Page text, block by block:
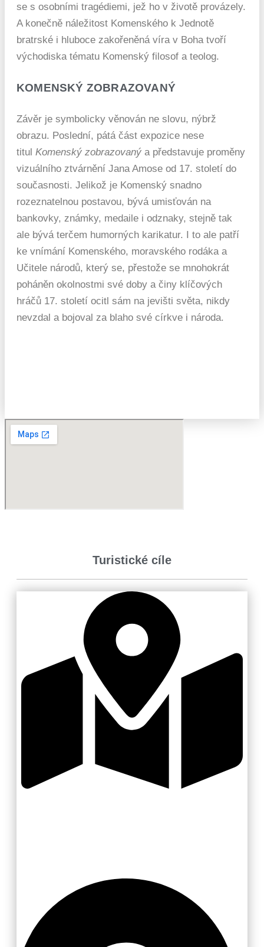
se s osobními tragédiemi, jež ho v životě provázely.
A konečně náležitost Komenského k Jednotě
bratrské i hluboce zakořeněná víra v Boha tvoří
východiska tématu Komenský filosof a teolog.
KOMENSKÝ ZOBRAZOVANÝ
Závěr je symbolicky věnován ne slovu, nýbrž
obrazu. Poslední, pátá část expozice nese
titul Komenský zobrazovaný a představuje proměny
vizuálního ztvárnění Jana Amose od 17. století do
současnosti. Jelikož je Komenský snadno
rozeznatelnou postavou, bývá umisťován na
bankovky, známky, medaile i odznaky, stejně tak
ale bývá terčem humorných karikatur. I to ale patří
ke vnímání Komenského, moravského rodáka a
Učitele národů, který se, přestože se mnohokrát
poháněn okolnostmi své doby a činy klíčových
hráčů 17. století ocitl sám na jevišti světa, nikdy
nevzdal a bojoval za blaho své církve i národa.
Turistické cíle